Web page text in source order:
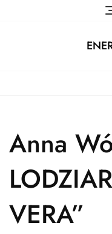
Anna
VERA”